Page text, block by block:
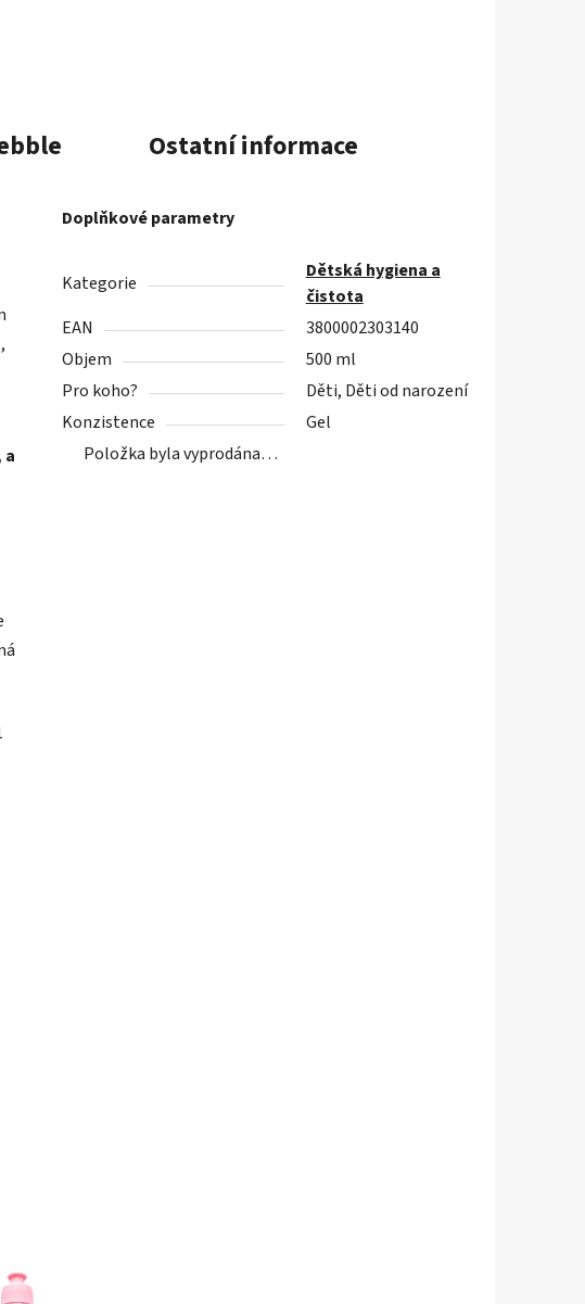
Ostatní informace
a
Doplňkové parametry
Kategorie
Dětská hygiena a
čistota
EAN
3800002303140
Objem
500 ml
Pro koho?
Děti, Děti od narození
Konzistence
Gel
Položka byla vyprodána…